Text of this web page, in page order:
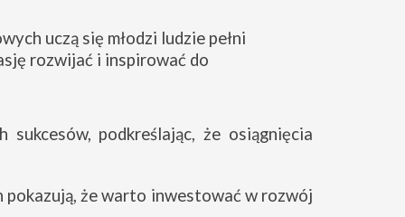
uczą się młodzi ludzie pełni
rozwijać i inspirować do
podkreślając, że osiągnięcia
że warto inwestować w rozwój